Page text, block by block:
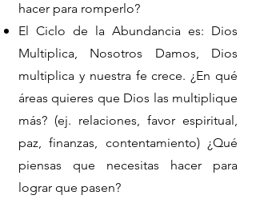
hacer para romperlo?
El Ciclo de la Abundancia es: Dios
Multiplica, Nosotros Damos, Dios
multiplica y nuestra fe crece. ¿En qué
áreas quieres que Dios las multiplique
más? (ej. relaciones, favor espiritual,
paz, finanzas, contentamiento) ¿Qué
piensas que necesitas hacer para
lograr que pasen?